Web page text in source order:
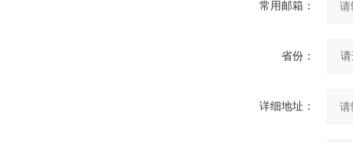
常用邮箱：
省份：
详细地址：